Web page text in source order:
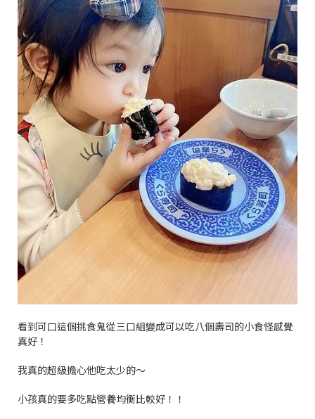
看到可口這個挑食鬼從三口組變成可以吃八個壽司的小食怪感覺
真好！
我真的超級擔心他吃太少的～
小孩真的要多吃點營養均衡比較好！！